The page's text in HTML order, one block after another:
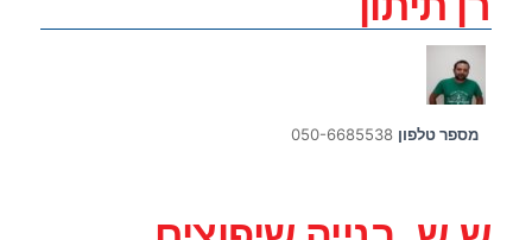
מספר טלפון 050-6685538